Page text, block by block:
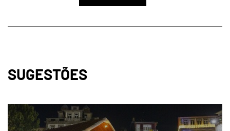
SUGESTÕES
page